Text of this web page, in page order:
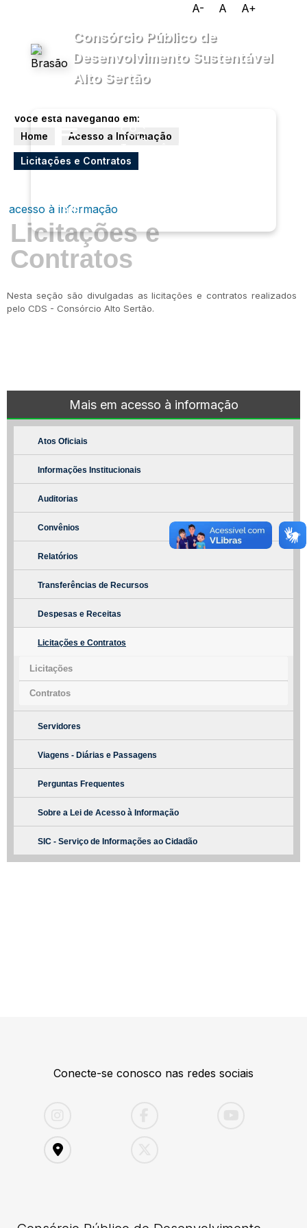
A- A A+
Consórcio Público de
Desenvolvimento Sustentável
Alto Sertão
PPP
Você está navegando em:
Home
Acesso a Informação
Licitações e Contratos
acesso à informação
Licitações e
Contratos
Nesta seção são divulgadas as licitações e contratos realizados
pelo CDS - Consórcio Alto Sertão.
Mais em acesso à informação
Atos Oficiais
Informações Institucionais
Auditorias
Convênios
Relatórios
Transferências de Recursos
Despesas e Receitas
Licitações e Contratos
Licitações
Contratos
Servidores
Viagens - Diárias e Passagens
Perguntas Frequentes
Sobre a Lei de Acesso à Informação
SIC - Serviço de Informações ao Cidadão
Conecte-se conosco nas redes sociais